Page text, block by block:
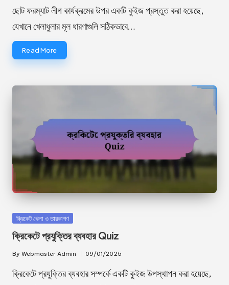
ছোট ফরম্যাট লীগ কার্যক্রমের উপর একটি কুইজ প্রস্তুত করা হয়েছে,
যেখানে খেলাধুলার মূল ধারণাগুলি সঠিকভাবে…
Read More
Posted
ক্রিকেট খেলা ও তারকাগণ
ক্রিকেটে প্রযুক্তির ব্যবহার Quiz
Posted
by
By Webmaster Admin 09/01/2025
ক্রিকেটে প্রযুক্তির ব্যবহার সম্পর্কে একটি কুইজ উপস্থাপন করা হয়েছে,